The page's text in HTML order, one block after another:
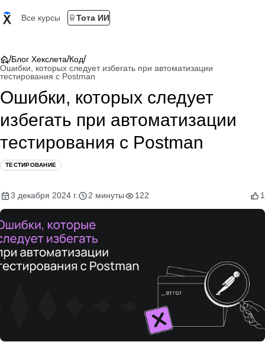
Все курсы Тота ИИ
/Блог Хекслета/Код/
Ошибки, которых следует избегать при автоматизации
тестирования с Postman
Ошибки, которых следует
избегать при автоматизации
тестирования с Postman
ТЕСТИРОВАНИЕ
3 декабря 2024 г. 2 минуты 122 1